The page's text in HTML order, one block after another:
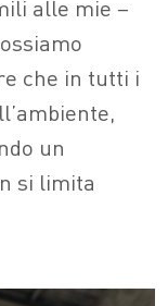
alle mie –
che in tutti i
un
si limita